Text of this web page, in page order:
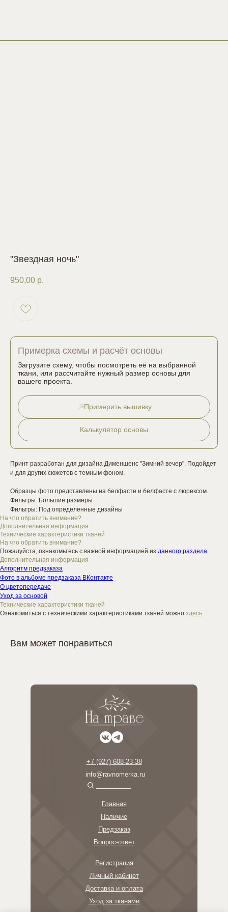
"Звездная ночь"
950,00 р.
Примерка схемы и расчёт основы
Загрузите схему, чтобы посмотреть её на выбранной
ткани, или рассчитайте нужный размер основы для
вашего проекта.
Примерить вышивку
Калькулятор основы
Принт разработан для дизайна Дименшенс "Зимний вечер". Подойдет
и для других сюжетов с темным фоном.
Образцы фото представлены на белфасте и белфасте с люрексом.
Фильтры: Большие размеры
Фильтры: Под определенные дизайны
На что обратить внимание?
Дополнительная информация
Технические характеристики тканей
На что обратить внимание?
Пожалуйста, ознакомьтесь с важной информацией из данного раздела.
Дополнительная информация
Алгоритм предзаказа
Фото в альбоме предзаказа ВКонтакте
О цветопередаче
Уход за основой
Технические характеристики тканей
Ознакомиться с техническими характеристиками тканей можно здесь
Вам может понравиться
+7 (927) 608-23-38
info@ravnomerka.ru
Главная
Наличие
Вопрос-ответ
Предзаказ
Личный кабинет
Регистрация
Уход за тканями
Доставка и оплата